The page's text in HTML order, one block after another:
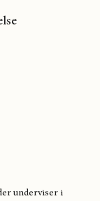
underviser i